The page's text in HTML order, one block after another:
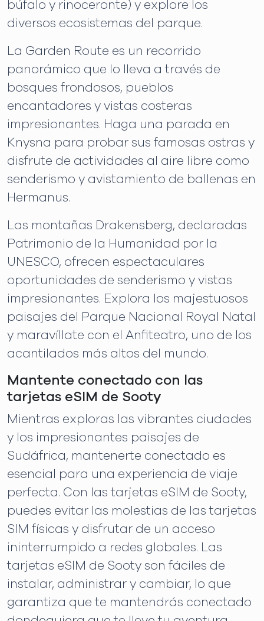
búfalo y rinoceronte) y explore los
diversos ecosistemas del parque.
La Garden Route es un recorrido
panorámico que lo lleva a través de
bosques frondosos, pueblos
encantadores y vistas costeras
impresionantes. Haga una parada en
Knysna para probar sus famosas ostras y
disfrute de actividades al aire libre como
senderismo y avistamiento de ballenas en
Hermanus.
Las montañas Drakensberg, declaradas
Patrimonio de la Humanidad por la
UNESCO, ofrecen espectaculares
oportunidades de senderismo y vistas
impresionantes. Explora los majestuosos
paisajes del Parque Nacional Royal Natal
y maravíllate con el Anfiteatro, uno de los
acantilados más altos del mundo.
Mantente conectado con las
tarjetas eSIM de Sooty
Mientras exploras las vibrantes ciudades
y los impresionantes paisajes de
Sudáfrica, mantenerte conectado es
esencial para una experiencia de viaje
perfecta. Con las tarjetas eSIM de Sooty,
puedes evitar las molestias de las tarjetas
SIM físicas y disfrutar de un acceso
ininterrumpido a redes globales. Las
tarjetas eSIM de Sooty son fáciles de
instalar, administrar y cambiar, lo que
garantiza que te mantendrás conectado